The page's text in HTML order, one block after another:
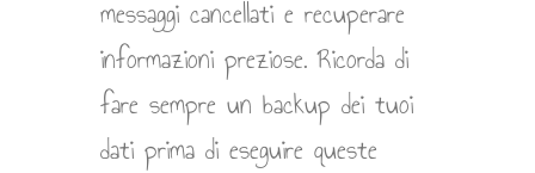
messaggi cancellati e recuperare
informazioni preziose. Ricorda di
fare sempre un backup dei tuoi
dati prima di eseguire queste